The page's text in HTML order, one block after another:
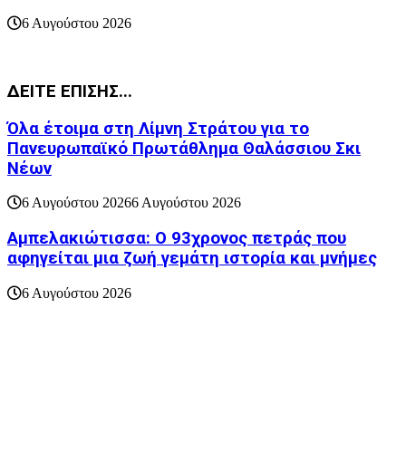
6 Αυγούστου 2026
ΔΕΙΤΕ ΕΠΙΣΗΣ...
Όλα έτοιμα στη Λίμνη Στράτου για το
Πανευρωπαϊκό Πρωτάθλημα Θαλάσσιου Σκι
Νέων
6 Αυγούστου 20266 Αυγούστου 2026
Αμπελακιώτισσα: Ο 93χρονος πετράς που
αφηγείται μια ζωή γεμάτη ιστορία και μνήμες
6 Αυγούστου 2026